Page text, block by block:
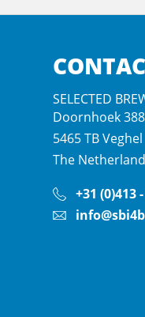
SELECTED
Doornhoek
5465 TBVeghel
The
+31 (0)413